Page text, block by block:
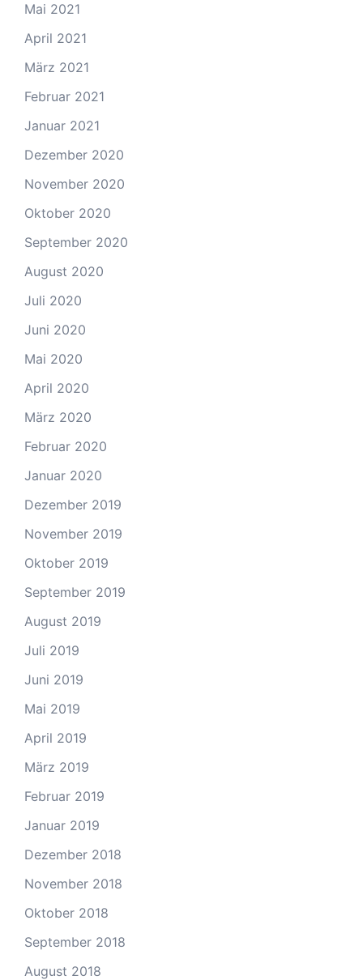
Mai 2021
April 2021
März 2021
Februar 2021
Januar 2021
Dezember 2020
November 2020
Oktober 2020
September 2020
August 2020
Juli 2020
Juni 2020
Mai 2020
April 2020
März 2020
Februar 2020
Januar 2020
Dezember 2019
November 2019
Oktober 2019
September 2019
August 2019
Juli 2019
Juni 2019
Mai 2019
April 2019
März 2019
Februar 2019
Januar 2019
Dezember 2018
November 2018
Oktober 2018
September 2018
August 2018